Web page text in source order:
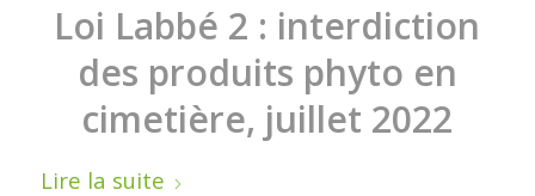
Loi Labbé 2 : interdiction
des produits phyto en
cimetière, juillet 2022
Lire la suite